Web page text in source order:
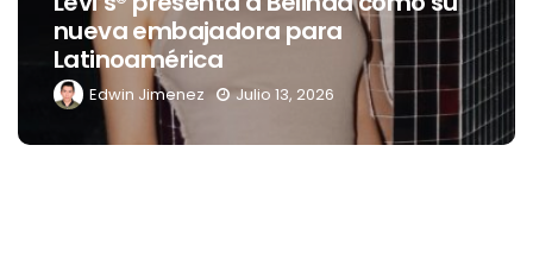
transformará las noches de Boca
del Río y Mérida
Edwin Jimenez Julio 13, 2026